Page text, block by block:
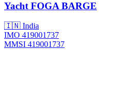
YachtFOGA BARGE
🇮🇳 India
IMO 419001737
MMSI 419001737